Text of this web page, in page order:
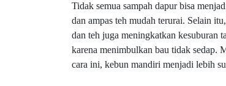
Tidak semua sampah dapur bisa
dan ampas teh mudah terurai. Selain
dan teh juga meningkatkan kesuburan
karena menimbulkan bau tidak sedap.
cara ini, kebun mandiri menjadi lebih